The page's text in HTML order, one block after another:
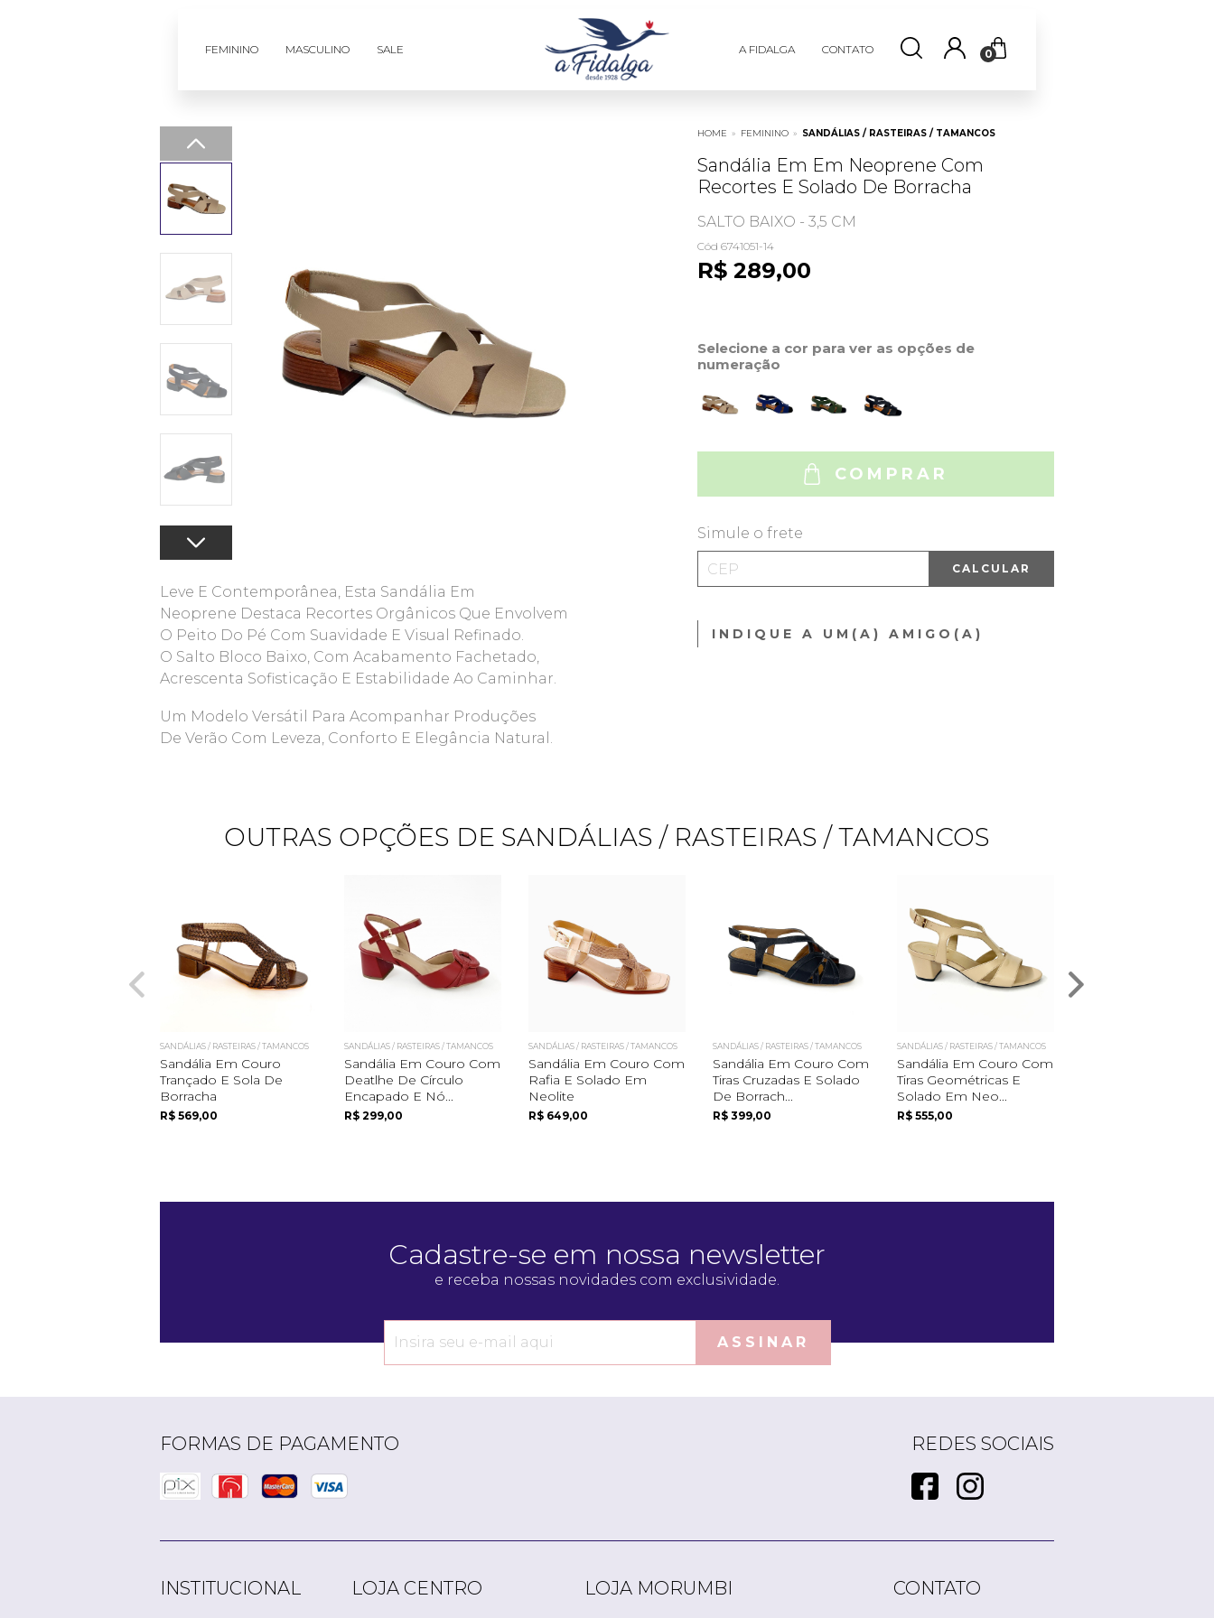
0
FEMININO MASCULINO SALE A FIDALGA CONTATO
Quero me cadastrar
Leve E Contemporânea, Esta Sandália Em
Neoprene Destaca Recortes Orgânicos Que Envolvem
O Peito Do Pé Com Suavidade E Visual Refinado.
O Salto Bloco Baixo, Com Acabamento Fachetado,
Acrescenta Sofisticação E Estabilidade Ao Caminhar.
Um Modelo Versátil Para Acompanhar Produções
De Verão Com Leveza, Conforto E Elegância Natural.
HOME » FEMININO » SANDÁLIAS / RASTEIRAS / TAMANCOS
Sandália Em Em Neoprene Com
Recortes E Solado De Borracha
SALTO BAIXO - 3,5 CM
Cód 6741051-14
R$ 289,00
Selecione a cor para ver as opções de
numeração
COMPRAR
Simule o frete
CALCULAR
INDIQUE A UM(A) AMIGO(A)
OUTRAS OPÇÕES DE SANDÁLIAS / RASTEIRAS / TAMANCOS
SANDÁLIAS / RASTEIRAS / TAMANCOS
Sandália Em Couro
Trançado E Sola De
Borracha
R$ 569,00
SANDÁLIAS / RASTEIRAS / TAMANCOS
Sandália Em Couro Com
Deatlhe De Círculo
Encapado E Nó...
R$ 299,00
SANDÁLIAS / RASTEIRAS / TAMANCOS
Sandália Em Couro Com
Rafia E Solado Em
Neolite
R$ 649,00
SANDÁLIAS / RASTEIRAS / TAMANCOS
Sandália Em Couro Com
Tiras Cruzadas E Solado
De Borrach...
R$ 399,00
SANDÁLIAS / RASTEIRAS / TAMANCOS
Sandália Em Couro Com
Tiras Geométricas E
Solado Em Neo...
R$ 555,00
Cadastre-se em nossa newsletter
e receba nossas novidades com exclusividade.
ASSINAR
FORMAS DE PAGAMENTO REDES SOCIAIS
INSTITUCIONAL LOJA CENTRO LOJA MORUMBI CONTATO